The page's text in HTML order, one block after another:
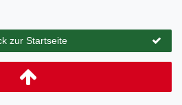
zur Startseite